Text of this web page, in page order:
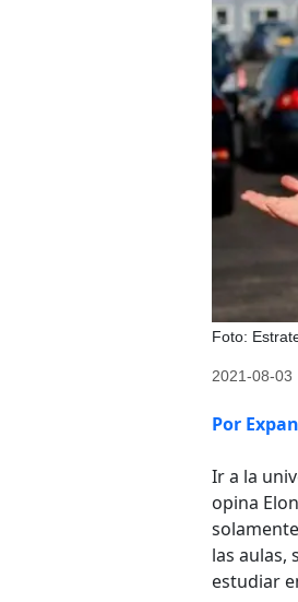
Foto:
2021-08-03
Por
Ir a la
opina
las aulas,
estudiar